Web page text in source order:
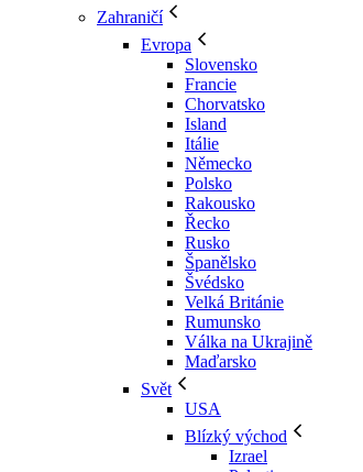
Zahraničí
Evropa
Slovensko
Francie
Chorvatsko
Island
Itálie
Německo
Polsko
Rakousko
Řecko
Rusko
Španělsko
Švédsko
Velká Británie
Rumunsko
Válka na Ukrajině
Maďarsko
Svět
USA
Blízký východ
Izrael